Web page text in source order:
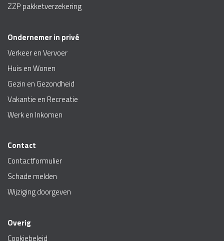
ZZP pakketverzekering
Ondernemer in privé
Verkeer en Vervoer
Huis en Wonen
Gezin en Gezondheid
Vakantie en Recreatie
Werk en Inkomen
Contact
Contactformulier
Schade melden
Wijziging doorgeven
Overig
Cookiebeleid